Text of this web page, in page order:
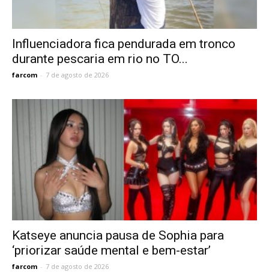
Influenciadora fica pendurada em tronco
durante pescaria em rio no TO...
farcom - 7 de agosto de 2026
Katseye anuncia pausa de Sophia para
‘priorizar saúde mental e bem-estar’
farcom - 7 de agosto de 2026